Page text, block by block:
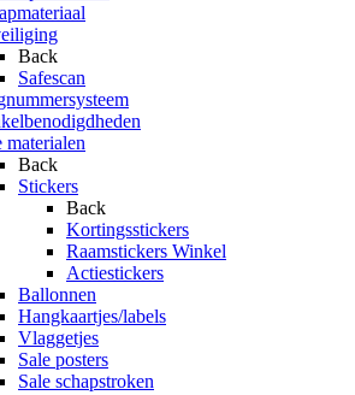
Back
Safescan
materialen
Back
Stickers
Back
Kortingsstickers
Raamstickers Winkel
Actiestickers
Ballonnen
Hangkaartjes/labels
Vlaggetjes
Sale posters
Sale schapstroken